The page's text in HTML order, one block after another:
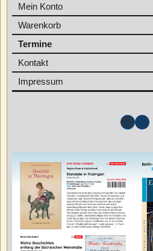
Mein Konto
Warenkorb
Termine
Kontakt
Impressum